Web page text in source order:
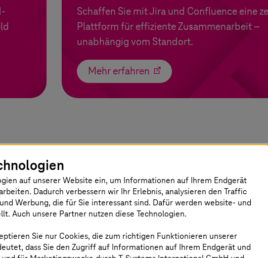
Schaffen Sie mit Jira und Confluence eine
Plattform für effiziente Zusammenarbeit –
unabhängig vom Standort.
Mehr erfahren
auszeichnet
Transformation
auf unserer Website ein, um Informationen auf Ihrem Endgerät
Dadurch verbessern wir Ihr Erlebnis, analysieren den Traffic
Werbung, die für Sie interessant sind. Dafür werden website- und
Auch unsere Partner nutzen diese Technologien.
Sie nur Cookies, die zum richtigen Funktionieren unserer
dass Sie den Zugriff auf Informationen auf Ihrem Endgerät und